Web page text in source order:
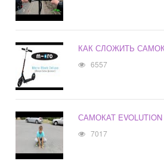
КАК СЛОЖИТЬ
6557
САМОКАТ EVOLUTION
7017